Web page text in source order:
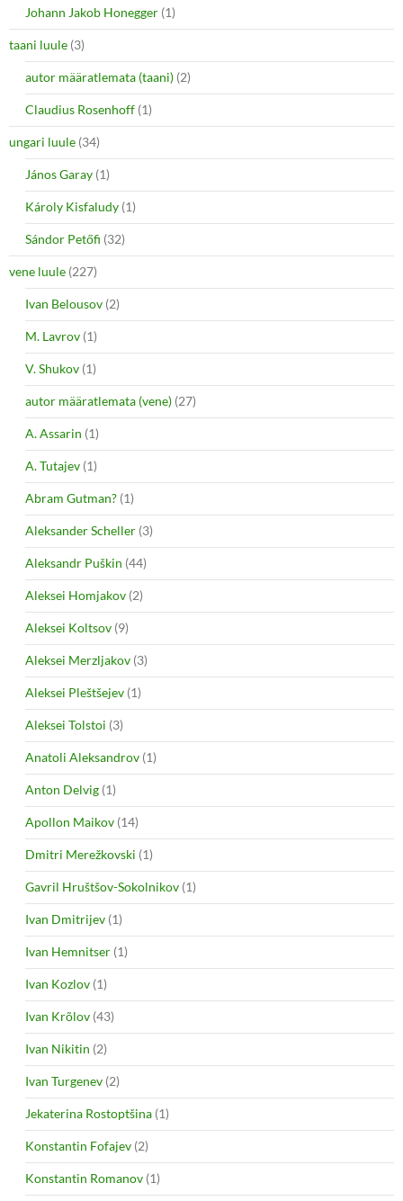
Johann Jakob Honegger (1)
taani luule (3)
autor määratlemata (taani) (2)
Claudius Rosenhoff (1)
ungari luule (34)
János Garay (1)
Károly Kisfaludy (1)
Sándor Petőfi (32)
vene luule (227)
Ivan Belousov (2)
M. Lavrov (1)
V. Shukov (1)
autor määratlemata (vene) (27)
A. Assarin (1)
A. Tutajev (1)
Abram Gutman? (1)
Aleksander Scheller (3)
Aleksandr Puškin (44)
Aleksei Homjakov (2)
Aleksei Koltsov (9)
Aleksei Merzljakov (3)
Aleksei Pleštšejev (1)
Aleksei Tolstoi (3)
Anatoli Aleksandrov (1)
Anton Delvig (1)
Apollon Maikov (14)
Dmitri Merežkovski (1)
Gavril Hruštšov-Sokolnikov (1)
Ivan Dmitrijev (1)
Ivan Hemnitser (1)
Ivan Kozlov (1)
Ivan Krõlov (43)
Ivan Nikitin (2)
Ivan Turgenev (2)
Jekaterina Rostoptšina (1)
Konstantin Fofajev (2)
Konstantin Romanov (1)